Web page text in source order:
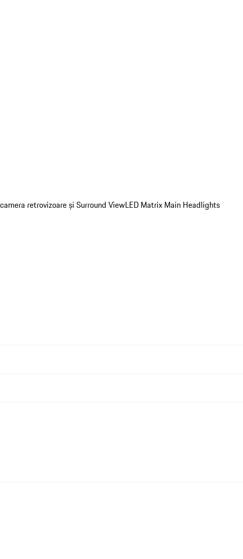
retrovizoare și Surround ViewLED Matrix Main Headlights